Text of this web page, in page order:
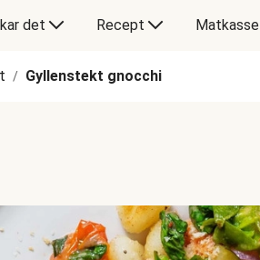
det Recept Matkasse
/ Gyllenstekt gnocchi